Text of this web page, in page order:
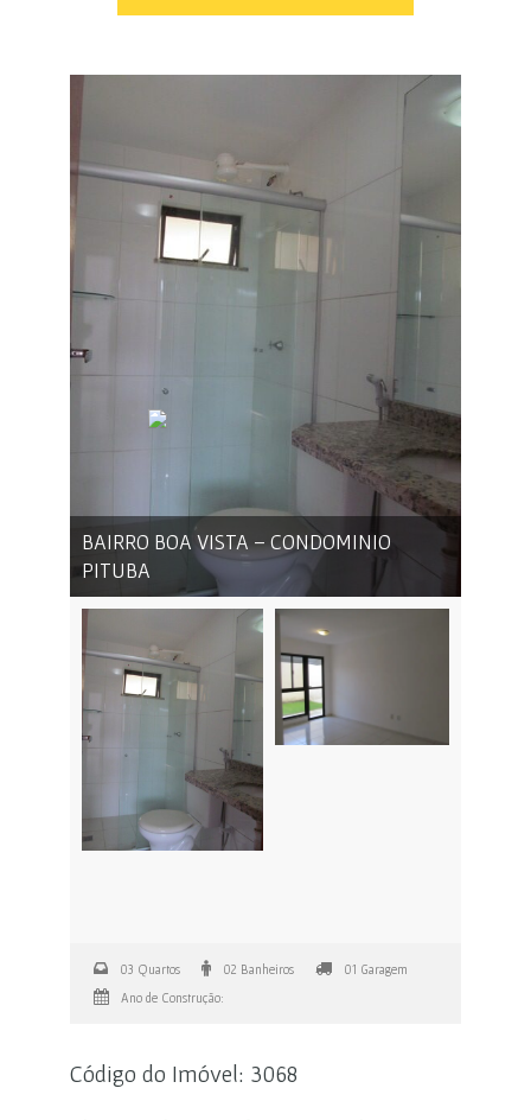
BAIRRO BOA VISTA – CONDOMINIO
PITUBA
Clique para obter mais informações no WhatsApp